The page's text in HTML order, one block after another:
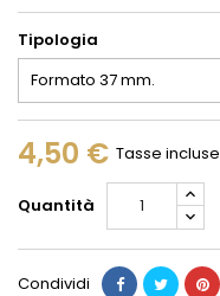
Tipologia
4,50 € Tasse incluse
Quantità
Condividi